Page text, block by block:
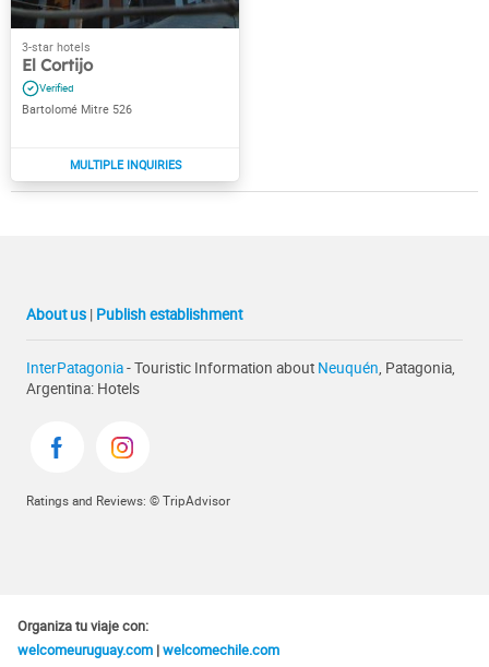
El Cortijo
Bartolomé Mitre 526
About us | Publish establishment
InterPatagonia- Touristic Information about Neuquén, Patagonia,
Argentina: Hotels
Ratings and Reviews: © TripAdvisor
Organiza tu viaje con:
welcomeuruguay.com |welcomechile.com